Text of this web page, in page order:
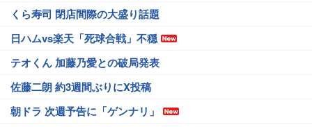
くら寿司 閉店間際の大盛り話題
日ハムvs楽天「死球合戦」不穏
テオくん 加藤乃愛との破局発表
佐藤二朗 約3週間ぶりにX投稿
朝ドラ 次週予告に「ゲンナリ」